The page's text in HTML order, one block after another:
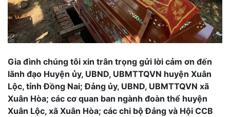
Gia đình chúng tôi xin trân trọng gửi lời cảm ơn đến
lãnh đạo Huyện ủy, UBND, UBMTTQVN huyện Xuân
Lộc, tỉnh Đồng Nai; Đảng ủy, UBND, UBMTTQVN xã
Xuân Hòa; các cơ quan ban ngành đoàn thể huyện
Xuân Lộc, xã Xuân Hòa; các chi bộ Đảng và Hội CCB